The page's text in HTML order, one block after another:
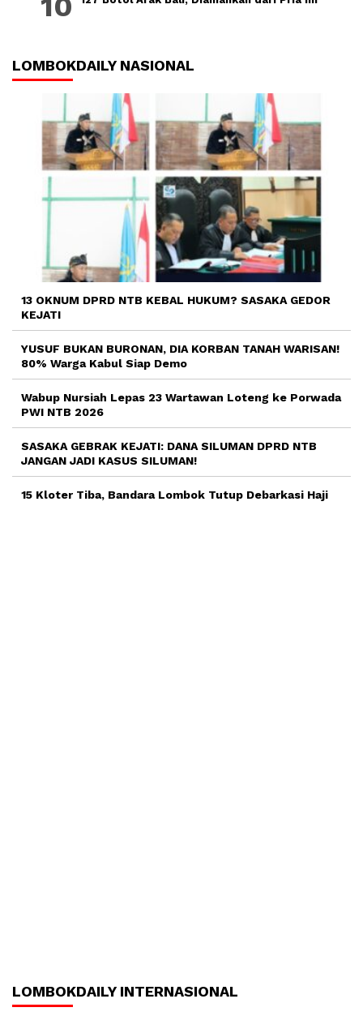
LOMBOKDAILY NASIONAL
13 OKNUM DPRD NTB KEBAL HUKUM? SASAKA GEDOR
KEJATI
YUSUF BUKAN BURONAN, DIA KORBAN TANAH WARISAN!
80% Warga Kabul Siap Demo
Wabup Nursiah Lepas 23 Wartawan Loteng ke Porwada
PWI NTB 2026
SASAKA GEBRAK KEJATI: DANA SILUMAN DPRD NTB
JANGAN JADI KASUS SILUMAN!
15 Kloter Tiba, Bandara Lombok Tutup Debarkasi Haji
LOMBOKDAILY INTERNASIONAL